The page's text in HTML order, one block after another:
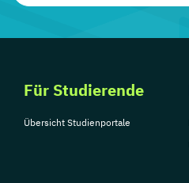
Für Studierende
Übersicht Studienportale